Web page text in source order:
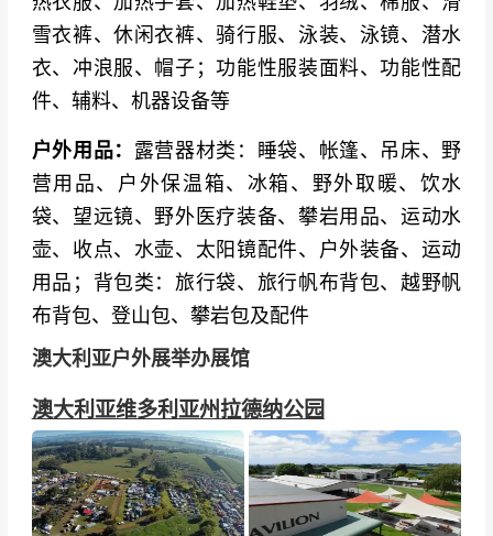
雪衣裤、休闲衣裤、骑行服、泳装、泳镜、潜水
衣、冲浪服、帽子；功能性服装面料、功能性配
件、辅料、机器设备等
户外用品： 露营器材类：睡袋、帐篷、吊床、野
营用品、户外保温箱、冰箱、野外取暖、饮水
袋、望远镜、野外医疗装备、攀岩用品、运动水
壶、收点、水壶、太阳镜配件、户外装备、运动
用品；背包类：旅行袋、旅行帆布背包、越野帆
布背包、登山包、攀岩包及配件
澳大利亚户外展举办展馆
澳大利亚维多利亚州拉德纳公园